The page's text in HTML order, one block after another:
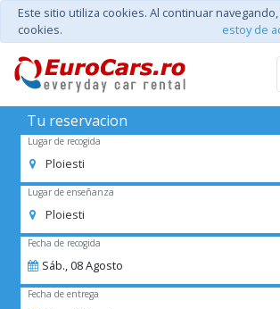
Este sitio utiliza cookies. Al continuar
cookies.
estoy de
Tu reservacion
Lugar de recogida
Ploiesti
Lugar de enseñanza
Ploiesti
Fecha de recogida
Sáb.,08Agosto
Fecha de entrega